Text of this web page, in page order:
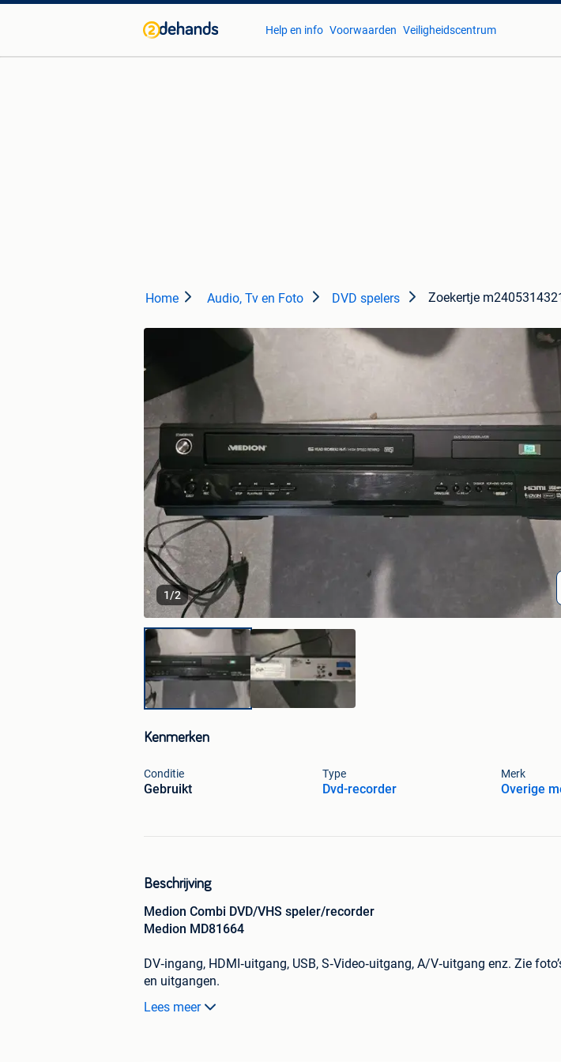
Help en info Voorwaarden Veiligheidscentrum
Home Audio, Tv en Foto DVD spelers Zoekertje
1/2
Kenmerken
Conditie
Gebruikt
Type
Dvd-recorder
Merk
Overige
Beschrijving
Medion Combi DVD/VHS speler/recorder
Medion MD81664
DV‑ingang, HDMI‑uitgang, USB, S‑Video‑uitgang, A/V‑uitgang enz. Zie
en uitgangen.
In zeer goede staat, volledig functioneel, met netsnoer.
Lees meer